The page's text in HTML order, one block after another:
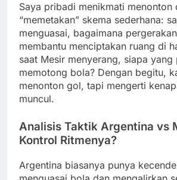
Saya pribadi menikmati menonton
“memetakan” skema sederhana:
menguasai, bagaimana
membantu menciptakan ruang di
saat Mesir menyerang, siapa yang
memotong bola? Dengan begitu,
menonton gol, tapi mengerti
muncul.
Analisis Taktik Argentina vs
Kontrol Ritmenya?
Argentina biasanya punya